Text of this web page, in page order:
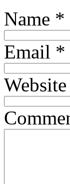
Name *
Email *
Website